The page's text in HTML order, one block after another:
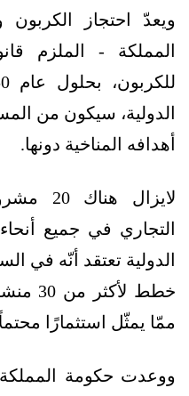
ويعدّ احتجاز الكربون
المملكة - الملزم
الدولية، سيكون من
أهدافه المناخية دونها.
التجاري في جميع
خطط
ممّا يمثّل استثمارًا محتملًا بنحو 27